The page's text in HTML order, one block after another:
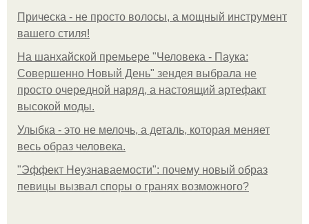
Прическа - не просто волосы, а мощный инструмент
вашего стиля!
На шанхайской премьере "Человека - Паука:
Совершенно Новый День" зендея выбрала не
просто очередной наряд, а настоящий артефакт
высокой моды.
Улыбка - это не мелочь, а деталь, которая меняет
весь образ человека.
"Эффект Неузнаваемости": почему новый образ
певицы вызвал споры о гранях возможного?